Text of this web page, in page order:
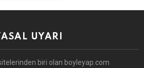
UYARI
biri olan boyleyap.com